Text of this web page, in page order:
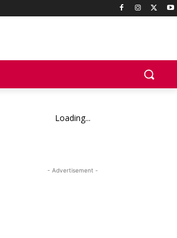
Loading...
- Advertisement -